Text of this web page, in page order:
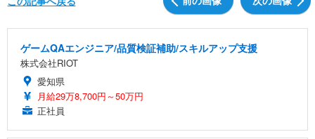
ゲームQAエンジニア/品質検証補助/スキルアップ支援
株式会社RIOT
愛知県
月給29万8,700円～50万円
正社員